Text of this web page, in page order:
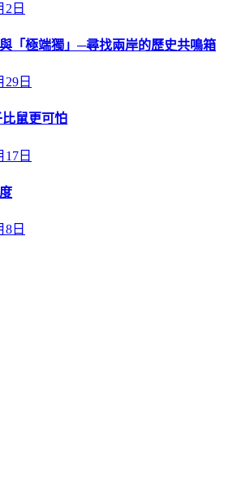
2日
「極端獨」─尋找兩岸的歷史共鳴箱
29日
鼠更可怕
17日
8日